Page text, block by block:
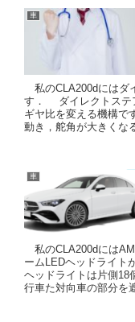
車
私のCLA200dにはダ
す． ダイレクトステ
ギヤ比を変える機構で
動き，舵角が大きくな
車
私のCLA200dには
ームLEDヘッドライ
ヘッドライトは片側18
行車た対向車の部分を